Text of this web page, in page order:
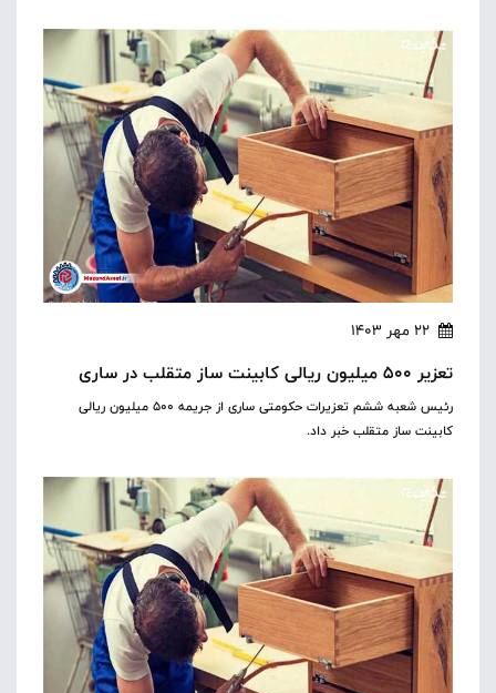
22 مهر 1403
تعزیر ۵۰۰ میلیون ریالی کابینت ساز متقلب در ساری
رئیس شعبه ششم تعزیرات حکومتی ساری از جریمه ۵۰۰ میلیون ریالی
کابینت ساز متقلب خبر داد.